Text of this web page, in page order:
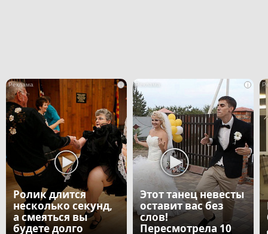
i
Ролик длится
несколько секунд,
а смеяться вы
будете долго
i
Этот танец невесты
оставит вас без
слов!
Пересмотрела 10